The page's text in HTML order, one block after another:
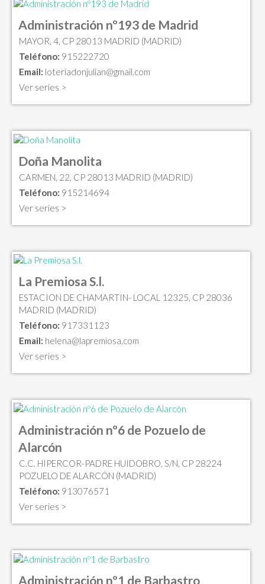
Administración nº193 de Madrid
MAYOR, 4, CP 28013 MADRID (MADRID)
Teléfono: 915222720
Email: loteriadonjulian@gmail.com
Ver series >
Doña Manolita
CARMEN, 22, CP 28013 MADRID (MADRID)
Teléfono: 915214694
Ver series >
La Premiosa S.l.
ESTACION DE CHAMARTIN- LOCAL 12325, CP 28036
MADRID (MADRID)
Teléfono: 917331123
Email: helena@lapremiosa.com
Ver series >
Administración nº6 de Pozuelo de
Alarcón
C.C. HIPERCOR-PADRE HUIDOBRO, S/N, CP 28224
POZUELO DE ALARCÓN (MADRID)
Teléfono: 913076571
Ver series >
Administración nº1 de Barbastro